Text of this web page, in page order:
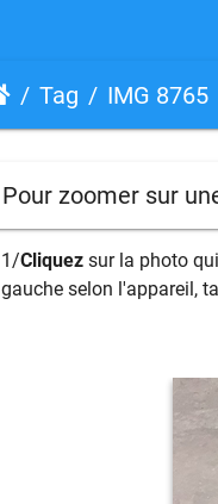
Tag IMG 8765
Pour zoomer sur
1/Cliquez sur la photo
gauche selon l'appareil,